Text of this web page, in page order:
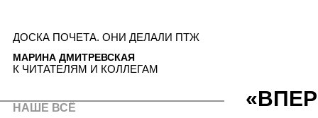
ДОСКА ПОЧЕТА. ОНИ ДЕЛАЛИ ПТЖ
МАРИНА ДМИТРЕВСКАЯ
К ЧИТАТЕЛЯМ И КОЛЛЕГАМ
НАШЕ ВСЁ